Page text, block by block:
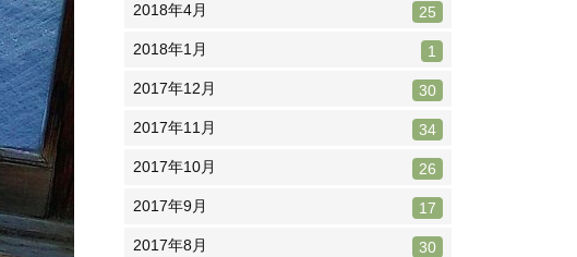
2018年4月 25
2018年1月 1
2017年12月 30
2017年11月 34
2017年10月 26
2017年9月 17
2017年8月 30